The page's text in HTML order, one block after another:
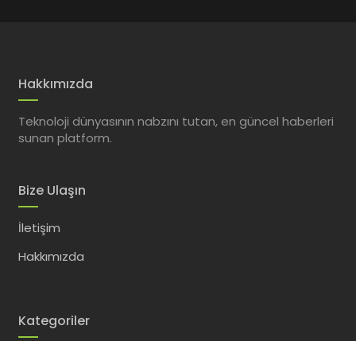
Hakkımızda
Teknoloji dünyasının nabzını tutan, en güncel haberleri
sunan platform.
Bize Ulaşın
İletişim
Hakkımızda
Kategoriler